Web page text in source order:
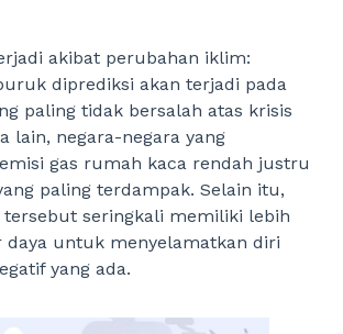
akibat perubahan iklim:
diprediksi akan terjadi pada
paling tidak bersalah atas krisis
lain, negara-negara yang
gas rumah kaca rendah justru
paling terdampak. Selain itu,
tersebut seringkali memiliki lebih
daya untuk menyelamatkan diri
yang ada.